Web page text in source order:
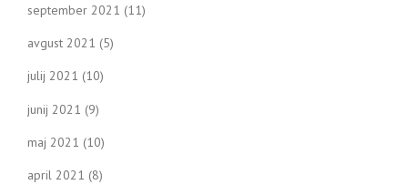
september 2021 (11)
avgust 2021 (5)
julij 2021 (10)
junij 2021 (9)
maj 2021 (10)
april 2021 (8)